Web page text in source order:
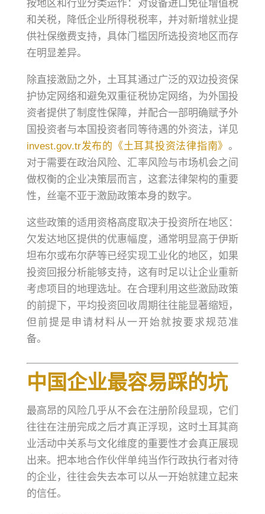
按地区和行业分类运作：对设备进口免征增值税
和关税，降低企业所得税税率，并对新增就业提
供社保缴费支持，具体门槛因所选投资地区而存
在明显差异。
除直接激励之外，土耳其通过广泛的双边投资保
护协定网络和避免双重征税协定网络，为外国投
资者提供了制度性保障，并配合一部明确赋予外
国投资者与本国投资者同等待遇的外资法，详见
invest.gov.tr发布的《土耳其投资法律指南》。
对于需要在政治风险、汇率风险与市场机会之间
做权衡的企业决策层而言，这套法律架构的重要
性，丝毫不亚于激励政策本身的数字。
这些政策的适用资格高度取决于投资所在地区：
欠发达地区提供的优惠幅度，通常明显高于伊斯
坦布尔或布尔萨等已经实现工业化的地区，如果
投资回报分析能够支持，这有时足以让企业重新
考虑项目的地理选址。在合理利用这些激励政策
的前提下，平均投资回收周期往往能显著缩短，
但前提是申请材料从一开始就按要求规范准
备。
中国企业最容易踩的坑
最高昂的风险几乎从不会在注册阶段显现，它们
往往在注册完成之后才真正浮现，这时土耳其商
业活动中关系与文化维度的重要性才会真正展现
出来。把本地合作伙伴单纯当作行政执行者对待
的企业，往往会失去本可以从一开始就建立起来
的信任。